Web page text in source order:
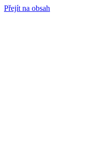
Přejít na obsah